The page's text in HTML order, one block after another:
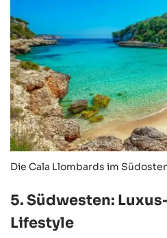
Die Cala Llombards im
5. Südwesten:
Lifestyle